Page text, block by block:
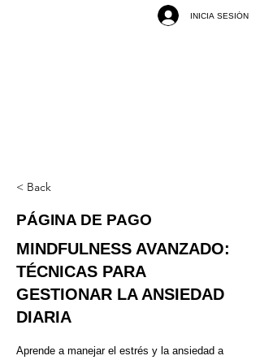
INICIA SESIÓN
< Back
PÁGINA DE PAGO
MINDFULNESS AVANZADO:
TÉCNICAS PARA
GESTIONAR LA ANSIEDAD
DIARIA
Aprende a manejar el estrés y la ansiedad a